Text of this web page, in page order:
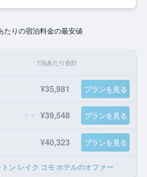
たりの宿泊料金の最安値
1泊あたり合計
¥35,981 プランを見る
¥39,548 プランを見る
¥40,323 プランを見る
ン レイク コモ ホテルのオファー